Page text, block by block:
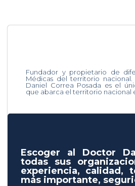
Fundador y propietario de
Médicas del territorio nacional.
Daniel Correa Posada es el
que abarca el territorio nacional
Escoger al Doctor
todas sus
experiencia, calidad,
más importante,